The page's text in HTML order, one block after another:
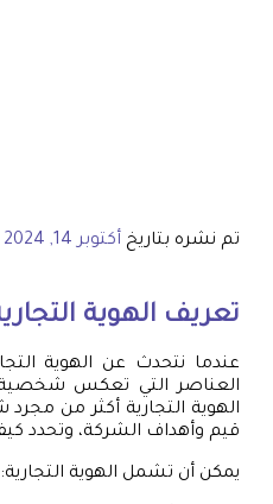
تم نشره بتاريخ أكتوبر 14, 2024
تعريف الهوية
عندما نتحدث عن الهوية
العناصر التي تعكس شخصية
الهوية التجارية أكثر من
قيم وأهداف الشركة، وتحدد
يمكن أن تشمل الهوية التجارية: